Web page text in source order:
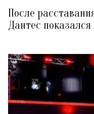
После
Дантес